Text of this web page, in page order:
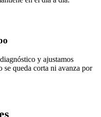
y ajustamos
queda corta ni avanza por